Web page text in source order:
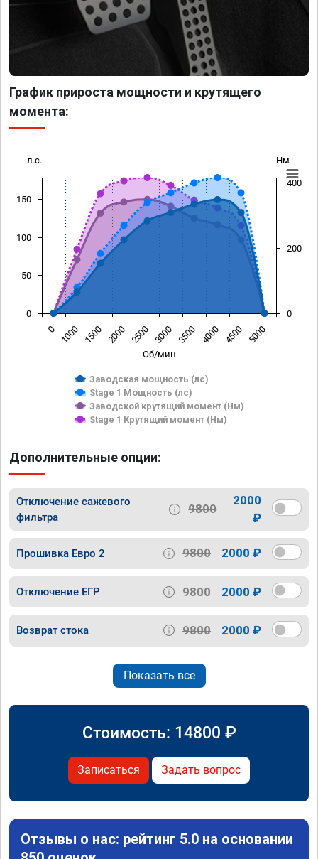
График прироста мощности и крутящего
момента:
Об/мин
л.с. Нм
Заводская мощность (лс)
Stage 1 Мощность (лс)
Заводской крутящий момент (Нм)
Stage 1 Крутящий момент (Нм)
0 1000 1500 2000 2500 3000 3500 4000 4500 5000
0
50
100
150
0
200
400
Дополнительные опции:
Отключение сажевого
фильтра
9800
2000
₽
Прошивка Евро 2 9800 2000 ₽
Отключение ЕГР 9800 2000 ₽
Возврат стока 9800 2000 ₽
Показать все
Стоимость: 14800 ₽
Записаться Задать вопрос
Отзывы о нас: рейтинг 5.0 на основании